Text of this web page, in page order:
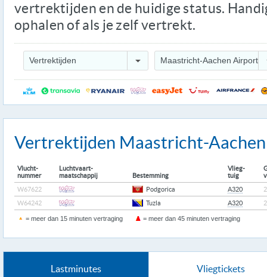
vertrektijden en de huidige status.
ophalen of als je zelf vertrekt.
Vertrektijden Maastricht-Aachen Airport
Vertrektijden Maastricht-
Vlucht-
nummer
Luchtvaart-
maatschappij
Bestemming
Vlieg-
tuig
W67622
Podgorica A320
W64242
Tuzla A320
= meer dan 15 minuten vertraging = meer dan 45 minuten vertraging
Lastminutes Vliegtickets